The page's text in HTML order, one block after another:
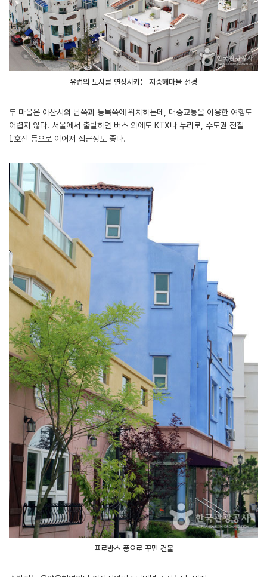
유럽의 도시를 연상시키는 지중해마을 전경
두 마을은 아산시의 남쪽과 동북쪽에 위치하는데, 대중교통을 이용한 여행도
어렵지 않다. 서울에서 출발하면 버스 외에도 KTX나 누리로, 수도권 전철
1호선 등으로 이어져 접근성도 좋다.
프로방스 풍으로 꾸민 건물